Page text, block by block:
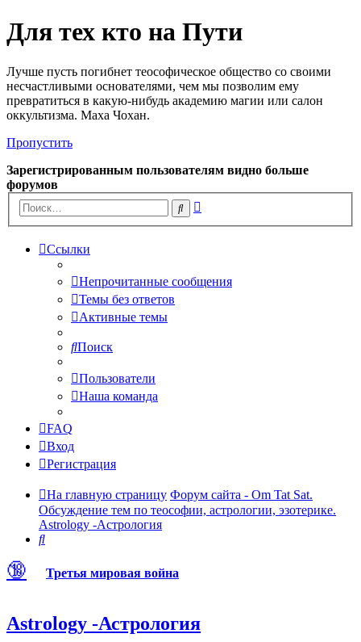
Для тех кто на Пути
Лучше пусть погибнет теософическое общество со своими
несчастливыми основателями, чем мы позволим ему
превратиться в какую-нибудь академию магии или салон
оккультизма. Маха Чохан.
Пропустить
Зарегистрированным пользователям видно больше
форумов
Поиск
Ссылки
Непрочитанные сообщения
Темы без ответов
Активные темы
Поиск
Пользователи
Наша команда
FAQ
Вход
Регистрация
На главную страницу Форум сайта - Om Tat Sat.
Обсуждение тем по теософии, астрологии, эзотерике.
Astrology -Астрология
Поиск
🔞 Третья мировая война
Astrology -Астрология